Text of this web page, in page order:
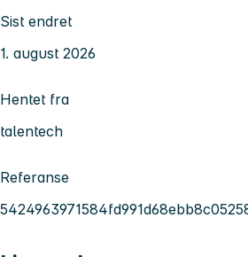
Sist endret
1. august 2026
Hentet fra
talentech
Referanse